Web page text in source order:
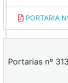
PORTARIA
Portarias nº